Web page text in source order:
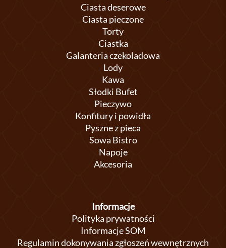
Ciasta deserowe
Ciasta pieczone
Torty
Ciastka
Galanteria czekoladowa
Lody
Kawa
Słodki Bufet
Pieczywo
Konfitury i powidła
Pyszne z pieca
Sowa Bistro
Napoje
Akcesoria
Informacje
Polityka prywatności
Informacje SOM
Regulamin dokonywania zgłoszeń wewnętrznych